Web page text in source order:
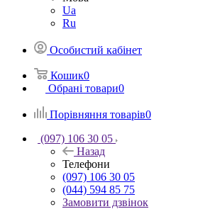
Ua
Ru
Особистий кабінет
Кошик0
Обрані товари0
Порівняння товарів0
(097) 106 30 05
Назад
Телефони
(097) 106 30 05
(044) 594 85 75
Замовити дзвінок